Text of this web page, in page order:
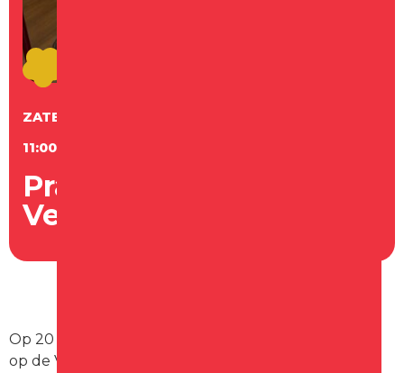
ZATERDAG
11:00 - 15:00 UUR
Prachtwerk op
Versmarkt Makado
Op 20 juni van 11:00 tot 15:00 uur staat Prachtwerk
op de Versmarkt bij Makado. Hier zijn hun